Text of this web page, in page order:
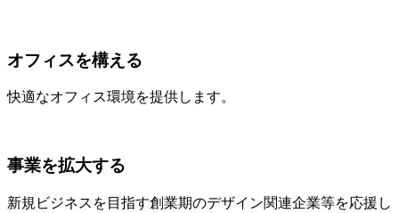
オフィスを構える
快適なオフィス環境を提供します。
事業を拡大する
新規ビジネスを目指す創業期のデザイン関連企業等を応援し